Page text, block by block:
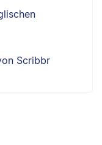
Scribbr